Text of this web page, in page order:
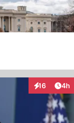
16
Interaktionen
4h